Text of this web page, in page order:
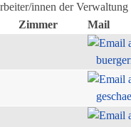
innen der Verwaltung
Zimmer Mail